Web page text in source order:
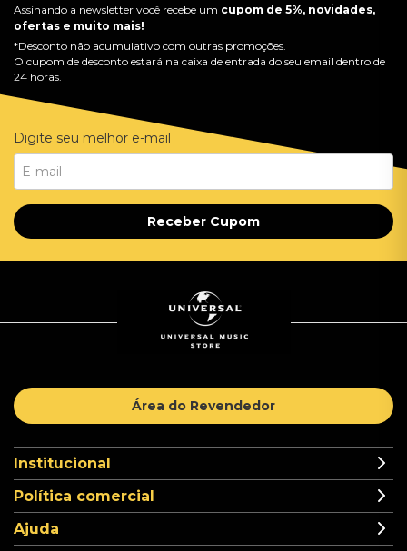
Assinando a newsletter você recebe um cupom de 5%, novidades,
ofertas e muito mais!
*Desconto não acumulativo com outras promoções.
O cupom de desconto estará na caixa de entrada do seu email dentro de
24 horas.
Digite seu melhor e-mail
Receber Cupom
Área do Revendedor
Institucional
Política comercial
Ajuda